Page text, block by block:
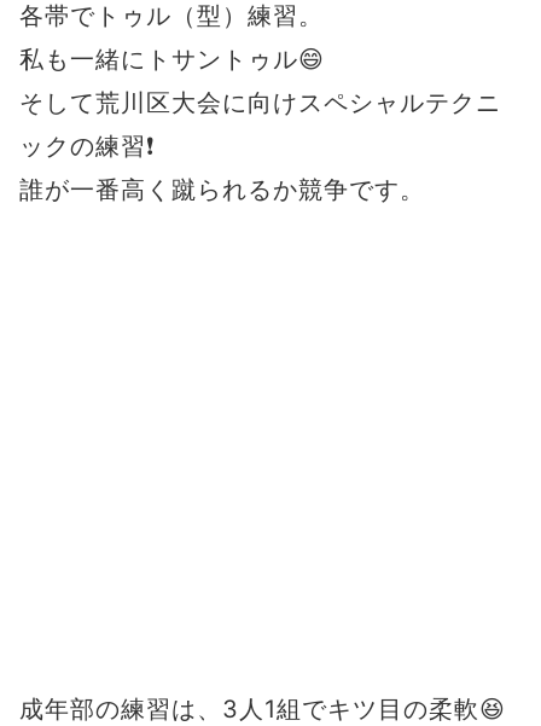
各帯でトゥル（型）練習。
私も一緒にトサントゥル😄
そして荒川区大会に向けスペシャルテクニ
ックの練習❗
誰が一番高く蹴られるか競争です。
成年部の練習は、3人1組でキツ目の柔軟😆